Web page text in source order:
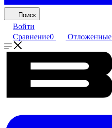
Поиск
Войти
Сравнение0 Отложенные